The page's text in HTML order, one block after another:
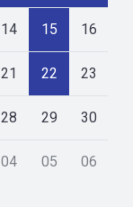
14 15 16
21 22 23
28 29 30
04 05 06